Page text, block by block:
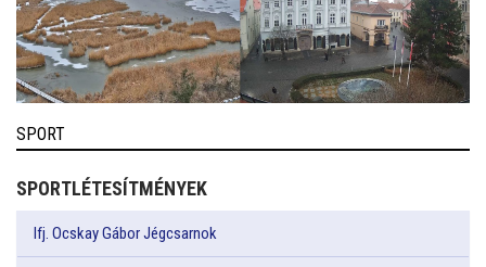
SPORT
SPORTLÉTESÍTMÉNYEK
Ifj. Ocskay Gábor Jégcsarnok